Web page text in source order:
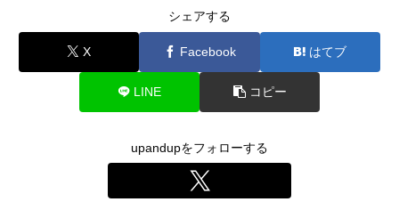
シェアする
X Facebook はてブ
LINE コピー
upandupをフォローする